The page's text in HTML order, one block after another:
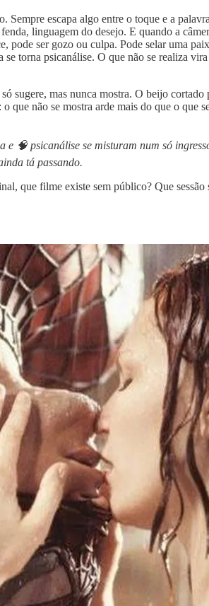
escapa algo entre o toque e a
linguagem do desejo. E quando a
ser gozo ou culpa. Pode selar uma
torna psicanálise. O que não se realiza
sugere, mas nunca mostra. O beijo
que não se mostra arde mais do que o
e 🧠 psicanálise se misturam num só
tá passando.
que filme existe sem público? Que sessão